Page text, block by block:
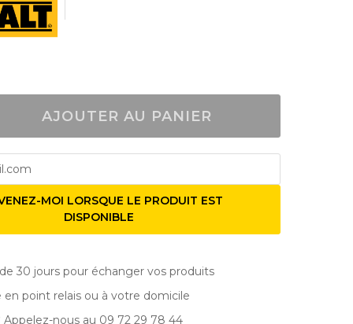
AJOUTER AU PANIER
MOI LORSQUE LE PRODUIT EST
DISPONIBLE
30 jours pour échanger vos produits
en point relais ou à votre domicile
Appelez-nous au 09 72 29 78 44